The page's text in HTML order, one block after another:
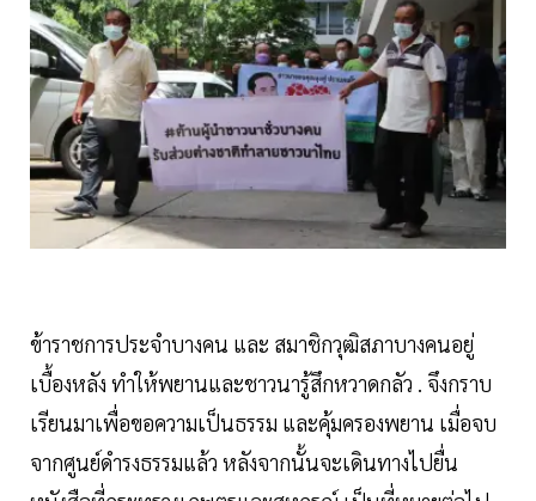
ข้าราชการประจำบางคน และ สมาชิกวุฒิสภาบางคนอยู่
เบื้องหลัง ทำให้พยานและชาวนารู้สึกหวาดกลัว . จึงกราบ
เรียนมาเพื่อขอความเป็นธรรม และคุ้มครองพยาน เมื่อจบ
จากศูนย์ดำรงธรรมแล้ว หลังจากนั้นจะเดินทางไปยื่น